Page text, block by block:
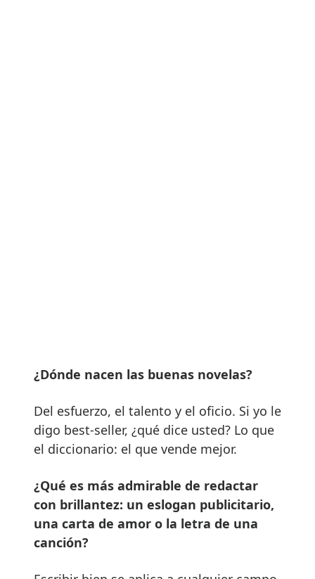
¿Dónde nacen las buenas novelas?
Del esfuerzo, el talento y el oficio. Si yo le
digo best-seller, ¿qué dice usted? Lo que
el diccionario: el que vende mejor.
¿Qué es más admirable de redactar
con brillantez: un eslogan publicitario,
una carta de amor o la letra de una
canción?